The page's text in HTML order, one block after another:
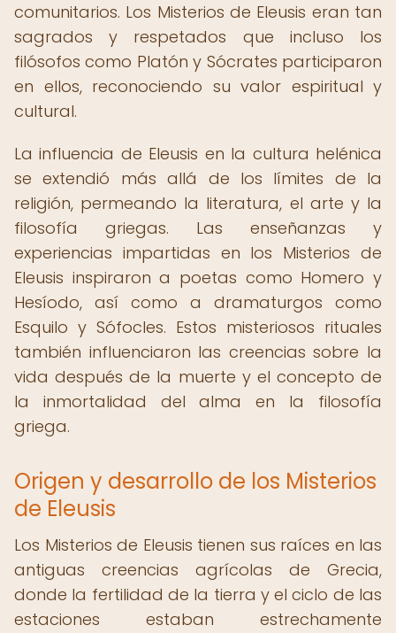
comunitarios. Los Misterios de Eleusis eran tan
sagrados y respetados que incluso los
filósofos como Platón y Sócrates participaron
en ellos, reconociendo su valor espiritual y
cultural.
La influencia de Eleusis en la cultura helénica
se extendió más allá de los límites de la
religión, permeando la literatura, el arte y la
filosofía griegas. Las enseñanzas y
experiencias impartidas en los Misterios de
Eleusis inspiraron a poetas como Homero y
Hesíodo, así como a dramaturgos como
Esquilo y Sófocles. Estos misteriosos rituales
también influenciaron las creencias sobre la
vida después de la muerte y el concepto de
la inmortalidad del alma en la filosofía
griega.
Origen y desarrollo de los Misterios
de Eleusis
Los Misterios de Eleusis tienen sus raíces en las
antiguas creencias agrícolas de Grecia,
donde la fertilidad de la tierra y el ciclo de las
estaciones estaban estrechamente